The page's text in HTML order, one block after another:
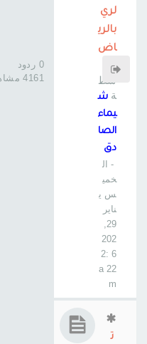
لري
بالري
اض
بوا
سط
ة ش
يماء
الصا
دق
- ال
خمي
س ي
ناير
29,
202
6 2:
22 a
m
0 ردود
4161 مشاهدات